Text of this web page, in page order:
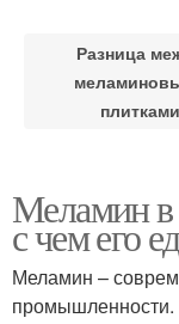
Разница
плитками
Меламин в
с чем его
Меламин –
промышленности.